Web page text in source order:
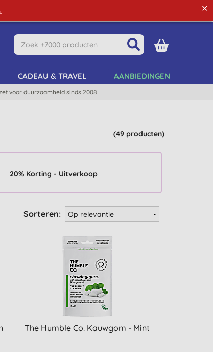
✕
CADEAU & TRAVEL AANBIEDINGEN
voor duurzaamheid sinds 2008
(49 producten)
20% Korting - Uitverkoop
Sorteren:
The Humble Co. Kauwgom - Mint